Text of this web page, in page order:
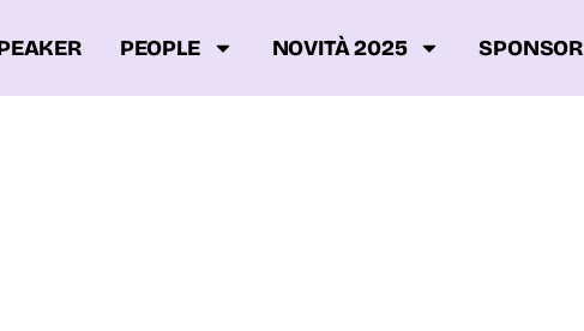
PEOPLE NOVITÀ 2025 SPONSOR